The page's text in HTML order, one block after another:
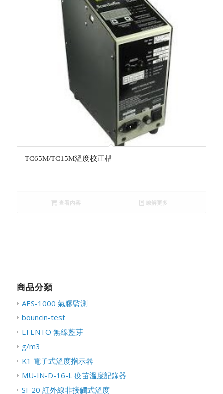
TC65M/TC15M溫度校正槽
查看內容 瞭解更多
商品分類
AES-1000 氣膠監測
bouncin-test
EFENTO 無線藍芽
g/m3
K1 電子式溫度指示器
MU-IN-D-16-L 疫苗溫度記錄器
SI-20 紅外線非接觸式溫度